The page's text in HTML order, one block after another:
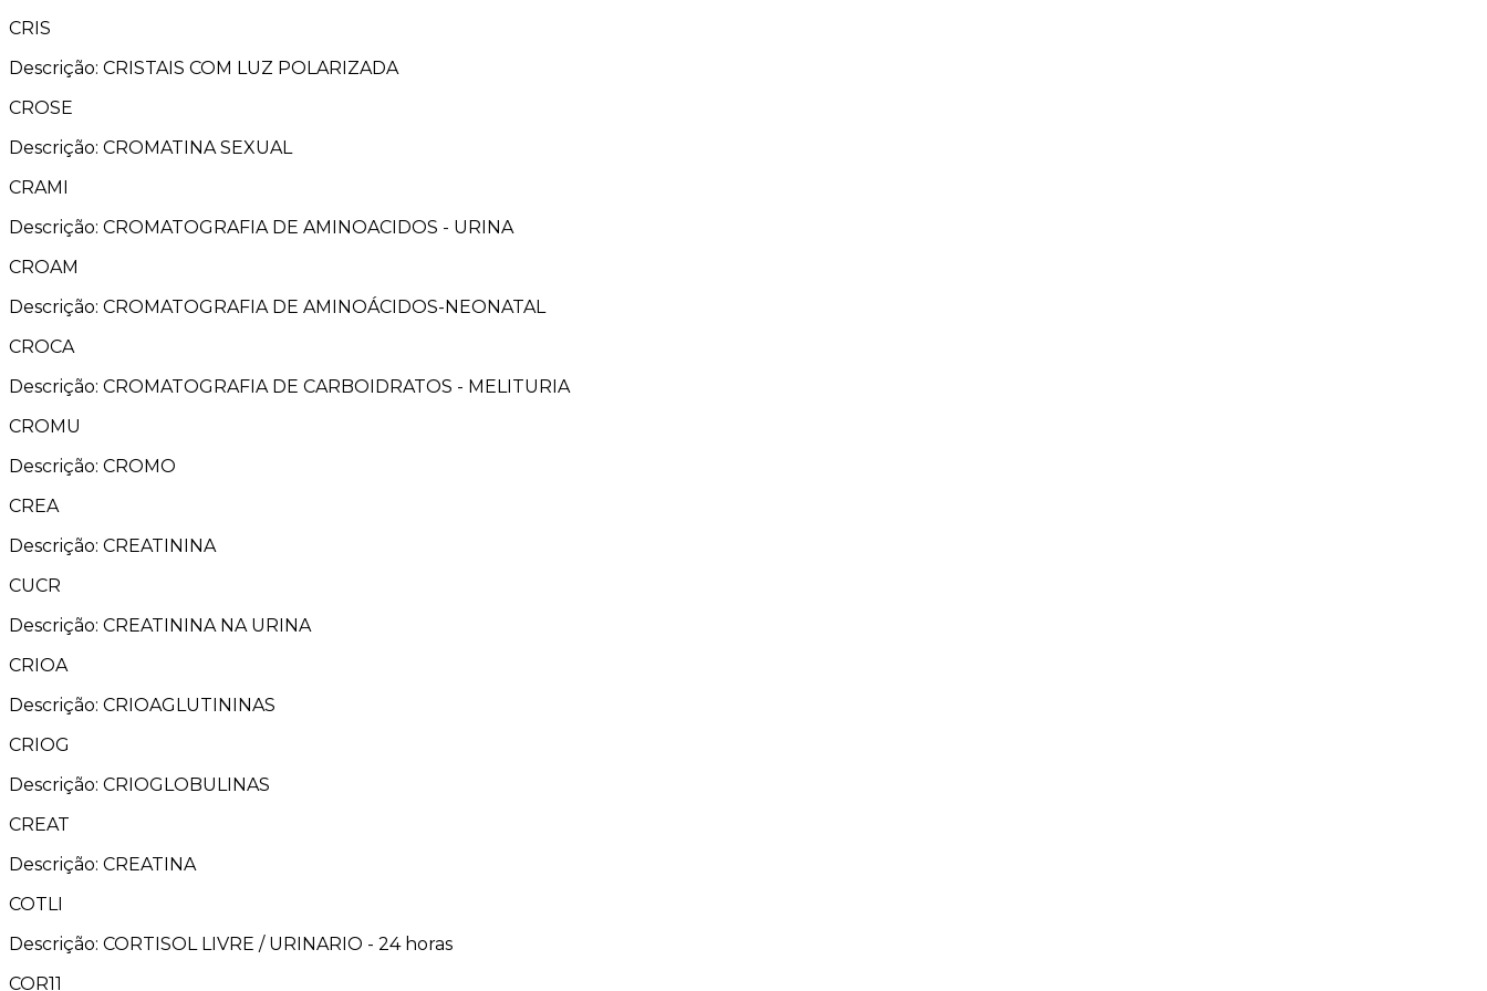
CRIS
Descrição: CRISTAIS COM LUZ POLARIZADA
CROSE
Descrição: CROMATINA SEXUAL
CRAMI
Descrição: CROMATOGRAFIA DE AMINOACIDOS - URINA
CROAM
Descrição: CROMATOGRAFIA DE AMINOÁCIDOS-NEONATAL
CROCA
Descrição: CROMATOGRAFIA DE CARBOIDRATOS - MELITURIA
CROMU
Descrição: CROMO
CREA
Descrição: CREATININA
CUCR
Descrição: CREATININA NA URINA
CRIOA
Descrição: CRIOAGLUTININAS
CRIOG
Descrição: CRIOGLOBULINAS
CREAT
Descrição: CREATINA
COTLI
Descrição: CORTISOL LIVRE / URINARIO - 24 horas
COR11